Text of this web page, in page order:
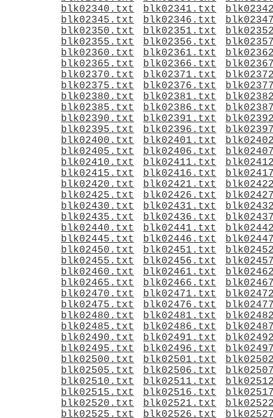
blk02340.txt
blk02341.txt
blk02345.txt
blk02346.txt
blk02350.txt
blk02351.txt
blk02355.txt
blk02356.txt
blk02360.txt
blk02361.txt
blk02365.txt
blk02366.txt
blk02370.txt
blk02371.txt
blk02375.txt
blk02376.txt
blk02380.txt
blk02381.txt
blk02385.txt
blk02386.txt
blk02390.txt
blk02391.txt
blk02395.txt
blk02396.txt
blk02400.txt
blk02401.txt
blk02405.txt
blk02406.txt
blk02410.txt
blk02411.txt
blk02415.txt
blk02416.txt
blk02420.txt
blk02421.txt
blk02425.txt
blk02426.txt
blk02430.txt
blk02431.txt
blk02435.txt
blk02436.txt
blk02440.txt
blk02441.txt
blk02445.txt
blk02446.txt
blk02450.txt
blk02451.txt
blk02455.txt
blk02456.txt
blk02460.txt
blk02461.txt
blk02465.txt
blk02466.txt
blk02470.txt
blk02471.txt
blk02475.txt
blk02476.txt
blk02480.txt
blk02481.txt
blk02485.txt
blk02486.txt
blk02490.txt
blk02491.txt
blk02495.txt
blk02496.txt
blk02500.txt
blk02501.txt
blk02505.txt
blk02506.txt
blk02510.txt
blk02511.txt
blk02515.txt
blk02516.txt
blk02520.txt
blk02521.txt
blk02525.txt
blk02526.txt